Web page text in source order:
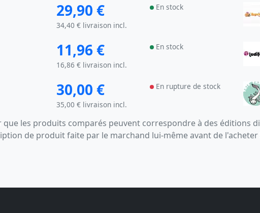
29,90 €
34,40 € livraison incl.
En stock
11,96 €
16,86 € livraison incl.
En stock
30,00 €
35,00 € livraison incl.
En rupture de stock
que les produits comparés peuvent correspondre à des éditions
de produit faite par le marchand lui-même avant de l'acheter